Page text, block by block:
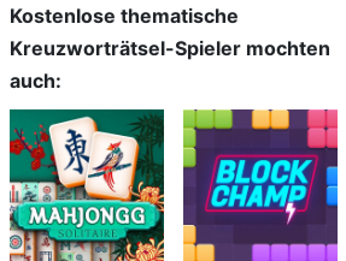
Kostenlose thematische
Kreuzworträtsel-Spieler mochten
auch: